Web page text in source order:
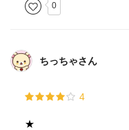
0
ちっちゃさん
4
★